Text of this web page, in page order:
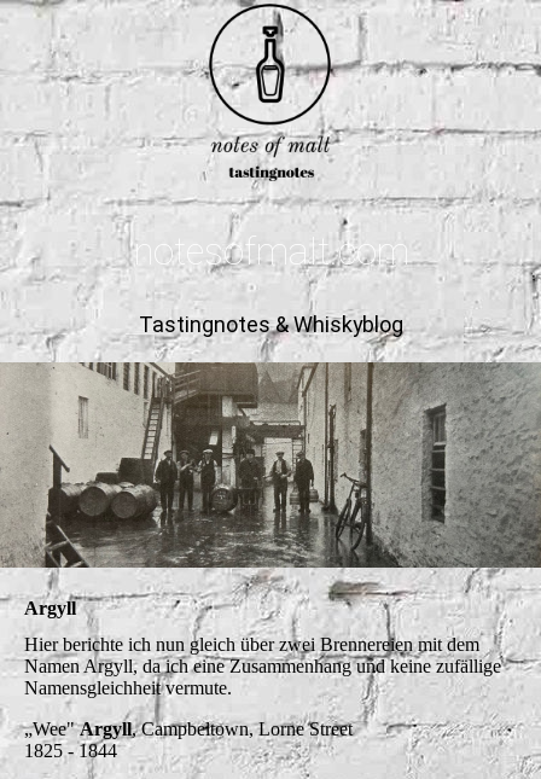
notesofmalt.com
Tastingnotes & Whiskyblog
Argyll
Hier berichte ich nun gleich über zwei Brennereien mit dem
Namen Argyll, da ich eine Zusammenhang und keine zufällige
Namensgleichheit vermute.
„Wee"Argyll, Campbeltown, Lorne Street
1825 - 1844